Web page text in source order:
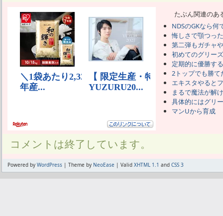
たぶん関連のあ
NDSのGKなら何
悔しさで顎つった
第二弾もガチャ
初めてのグリー
定期的に優勝す
2トップでも勝て
エキスタやると
まるで魔法が解
具体的にはグリ
マンUから育成
コメントは終了しています。
Powered by WordPress | Theme by NeoEase | Valid XHTML 1.1 and CSS 3